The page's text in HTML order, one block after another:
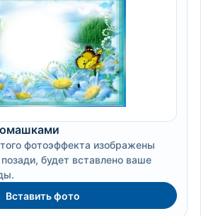
фотоэффекта изображены
будет вставлено ваше
Вставить фото